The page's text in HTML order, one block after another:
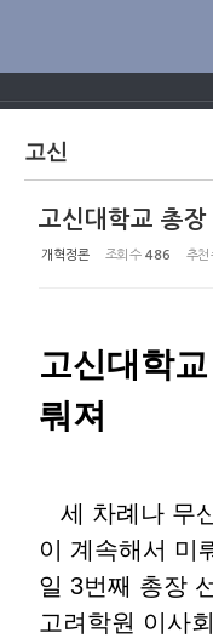
고신
고신대학교 총
개혁정론 조회 수 486 추천
고신대학
뤄져
세 차례나 무
이 계속해서 미
일 3번째 총장
고려학원 이사